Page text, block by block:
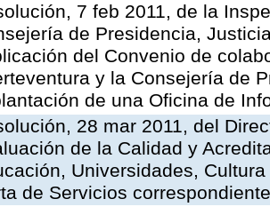
7 feb 2011, de la
de Presidencia,
del Convenio de
y la Consejería de
de una Oficina de
28 mar 2011, del
de la Calidad y
Universidades,
de Servicios